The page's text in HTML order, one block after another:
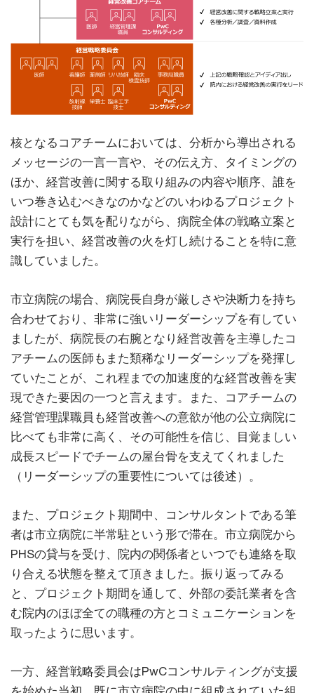
核となるコアチームにおいては、分析から導出される
メッセージの一言一言や、その伝え方、タイミングの
ほか、経営改善に関する取り組みの内容や順序、誰を
いつ巻き込むべきなのかなどのいわゆるプロジェクト
設計にとても気を配りながら、病院全体の戦略立案と
実行を担い、経営改善の火を灯し続けることを特に意
識していました。
市立病院の場合、病院長自身が厳しさや決断力を持ち
合わせており、非常に強いリーダーシップを有してい
ましたが、病院長の右腕となり経営改善を主導したコ
アチームの医師もまた類稀なリーダーシップを発揮し
ていたことが、これ程までの加速度的な経営改善を実
現できた要因の一つと言えます。また、コアチームの
経営管理課職員も経営改善への意欲が他の公立病院に
比べても非常に高く、その可能性を信じ、目覚ましい
成長スピードでチームの屋台骨を支えてくれました
（リーダーシップの重要性については後述）。
また、プロジェクト期間中、コンサルタントである筆
者は市立病院に半常駐という形で滞在。市立病院から
PHSの貸与を受け、院内の関係者といつでも連絡を取
り合える状態を整えて頂きました。振り返ってみる
と、プロジェクト期間を通して、外部の委託業者を含
む院内のほぼ全ての職種の方とコミュニケーションを
取ったように思います。
一方、経営戦略委員会はPwCコンサルティングが支援